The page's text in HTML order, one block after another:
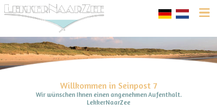
Willkommen in Seinpost 7
Wir wünschen Ihnen einen angenehmen Aufenthalt.
LekkerNaarZee